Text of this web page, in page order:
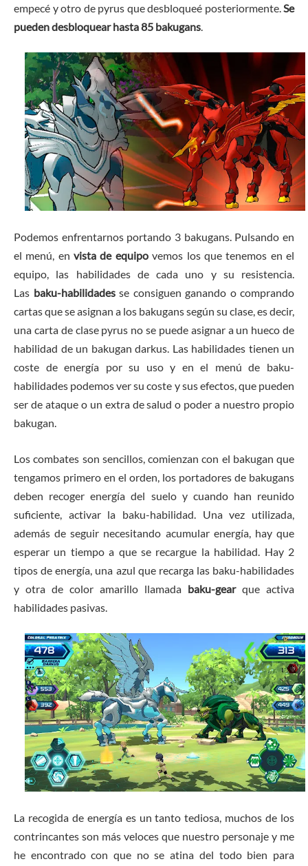
empecé y otro de pyrus que desbloqueé posteriormente. Se
pueden desbloquear hasta 85 bakugans
Podemos enfrentarnos portando 3 bakugans. Pulsando en
el menú, envista de equipovemos los que tenemos en el
equipo, las habilidades de cada uno y su resistencia.
Las baku-habilidadesse consiguen ganando o comprando
cartas que se asignan a los bakugans según su clase, es decir,
una carta de clase pyrus no se puede asignar a un hueco de
habilidad de un bakugan darkus. Las habilidades tienen un
coste de energía por su uso y en el menú de baku-
habilidades podemos ver su coste y sus efectos, que pueden
ser de ataque o un extra de salud o poder a nuestro propio
bakugan.
Los combates son sencillos, comienzan con el bakugan que
tengamos primero en el orden, los portadores de bakugans
deben recoger energía del suelo y cuando han reunido
suficiente, activar la baku-habilidad. Una vez utilizada,
además de seguir necesitando acumular energía, hay que
esperar un tiempo a que se recargue la habilidad. Hay 2
tipos de energía, una azul que recarga las baku-habilidades
y otra de color amarillo llamada baku-gearque activa
habilidades pasivas.
La recogida de energía es un tanto tediosa, muchos de los
contrincantes son más veloces que nuestro personaje y me
he encontrado con que no se atina del todo bien para